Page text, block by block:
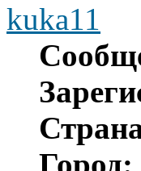
kuka11